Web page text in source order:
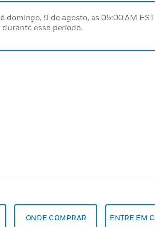
9 de agosto, às 05:00 AM
esse período.
ONDE COMPRAR ENTRE EM